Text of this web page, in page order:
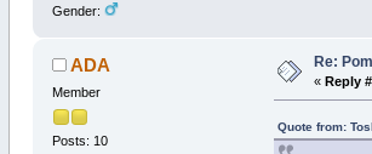
Gender:
ADA
Member
Posts: 10
Re:
« Reply
Quote from: